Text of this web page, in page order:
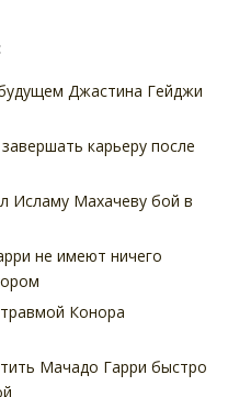
Джастина Гейджи
карьеру после
Исламу Махачеву бой в
не имеют ничего
Конора
Мачадо Гарри быстро